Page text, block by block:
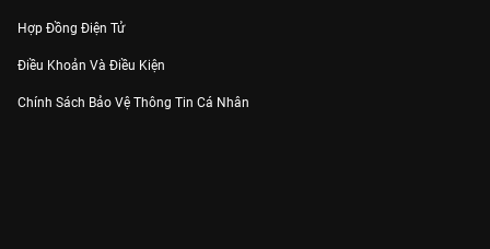
Hợp Đồng Điện Tử
Điều Khoản Và Điều Kiện
Chính Sách Bảo Vệ Thông Tin Cá Nhân